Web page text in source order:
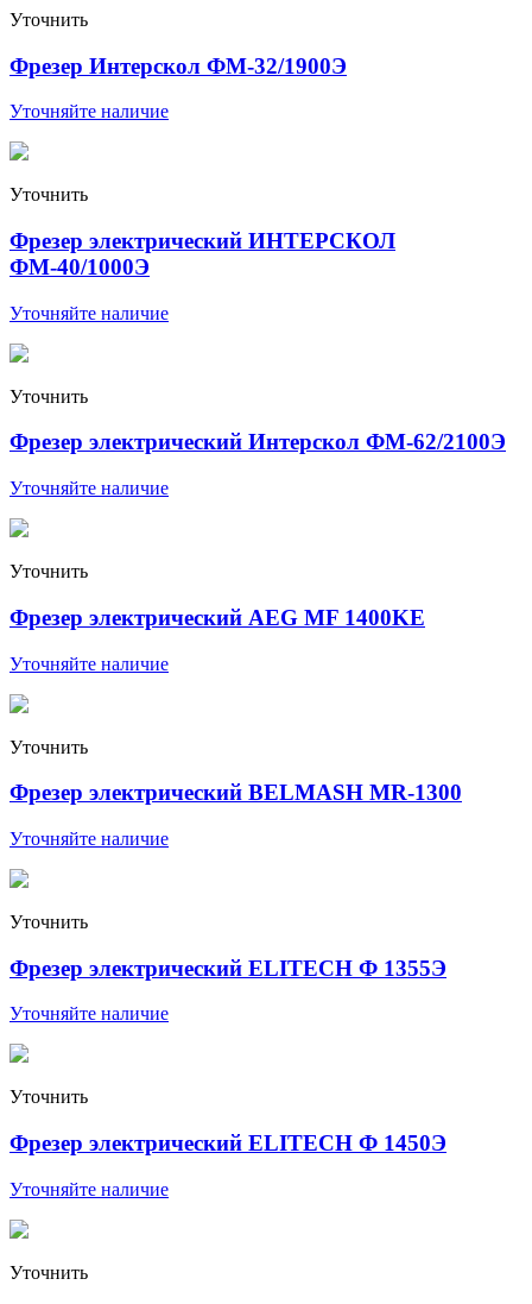
Уточнить
Фрезер Интерскол ФМ-32/1900Э
Уточняйте наличие
Уточнить
Фрезер электрический ИНТЕРСКОЛ
ФМ-40/1000Э
Уточняйте наличие
Уточнить
Фрезер электрический Интерскол ФМ-62/2100Э
Уточняйте наличие
Уточнить
Фрезер электрический AEG MF 1400KE
Уточняйте наличие
Уточнить
Фрезер электрический BELMASH MR-1300
Уточняйте наличие
Уточнить
Фрезер электрический ELITECH Ф 1355Э
Уточняйте наличие
Уточнить
Фрезер электрический ELITECH Ф 1450Э
Уточняйте наличие
Уточнить